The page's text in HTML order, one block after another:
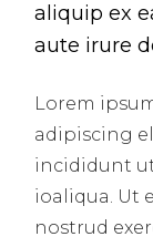
aliquip ex
aute irure
Lorem
adipiscing
incididunt
ioaliqua. Ut
nostrud